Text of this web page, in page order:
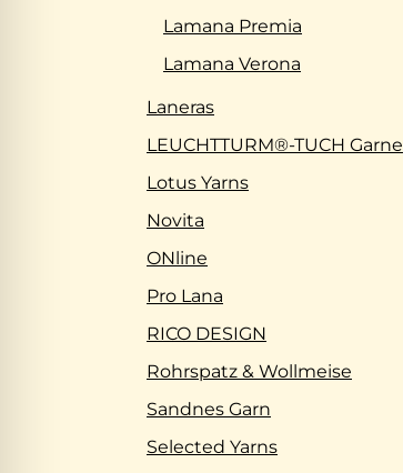
Lamana Premia
Lamana Verona
Laneras
LEUCHTTURM®-TUCH Garne
Lotus Yarns
Novita
ONline
Pro Lana
RICO DESIGN
Rohrspatz & Wollmeise
Sandnes Garn
Selected Yarns